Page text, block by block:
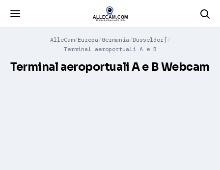
AlleCam Europa Germania Düsseldorf
Terminal aeroportuali A e B
Terminal aeroportuali A e B Webcam